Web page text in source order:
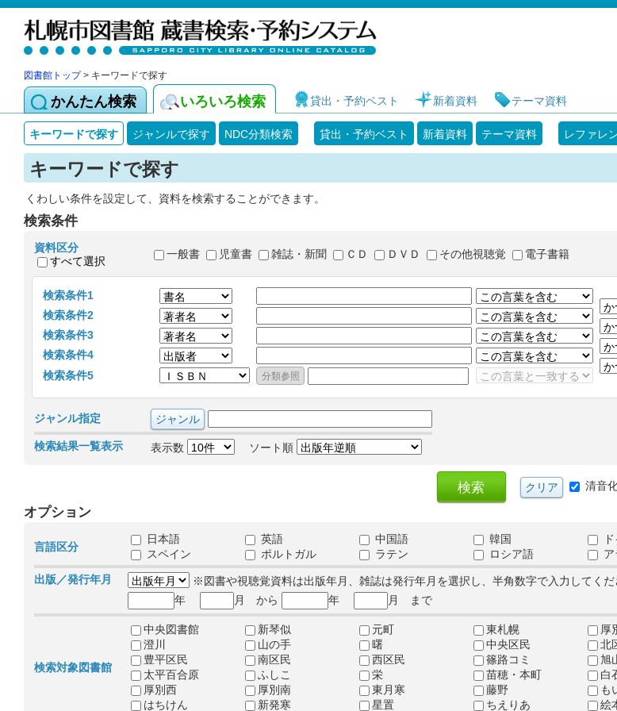
札幌市図書館 蔵書検索・予約システム
図書館トップ> キーワードで探す
かんたん検索 いろいろ検索 貸出・予約ベスト 新着資料 テーマ資料
キーワードで探す ジャンルで探す NDC分類検索 貸出・予約ベスト 新着資料 テーマ資料 レファレ
キーワードで探す
くわしい条件を設定して、資料を検索することができます。
検索条件
資料区分
すべて選択
一般書 児童書 雑誌・新聞 ＣＤ ＤＶＤ その他視聴覚 電子書籍
検索条件1
検索条件2
検索条件3
検索条件4
検索条件5
ジャンル指定
検索結果一覧表示 表示数 ソート順
清音
オプション
言語区分
日本語 英語 中国語 韓国
スペイン
ポルトガル ラテン ロシア語
出版／発行年月
※図書や視聴覚資料は出版年月、雑誌は発行年月を選択し、半角数字で入力してくだ
年
月 から 年 月 まで
検索対象図書館
中央図書館 新琴似 元町 東札幌 厚
澄川
山の手 曙 中央区民 北
豊平区民
南区民 西区民 篠路コミ 旭
太平百合原
ふしこ 栄 苗穂・本町 白
厚別西
厚別南 東月寒 藤野 も
はちけん
新発寒 星置 ちえりあ 絵